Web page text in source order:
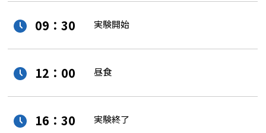
09：30 実験開始
12：00 昼食
16：30 実験終了